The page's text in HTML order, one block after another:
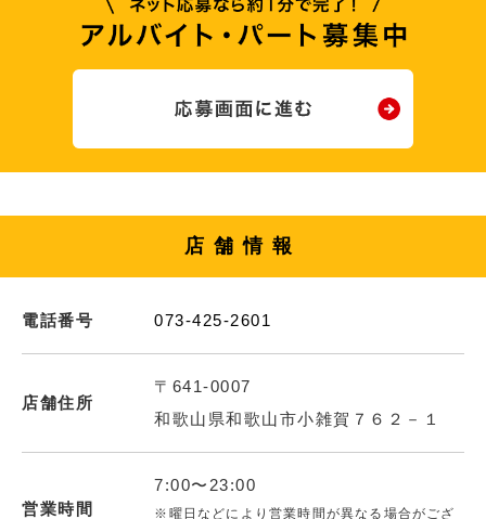
店舗情報
電話番号 073-425-2601
店舗住所
〒641-0007
和歌山県和歌山市小雑賀７６２－１
営業時間
7:00〜23:00
※曜日などにより営業時間が異なる場合がござ